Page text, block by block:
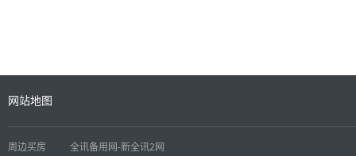
网站地图
周边买房 全讯备用网-新全讯2网